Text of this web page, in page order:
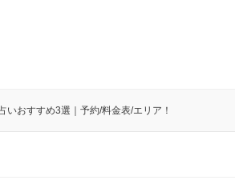
いおすすめ3選｜予約/料金表/エリア！